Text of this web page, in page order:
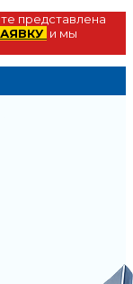
представлена
и мы